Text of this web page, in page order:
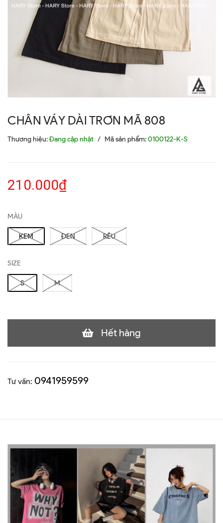
CHÂN VÁY DÀI TRƠN MÃ 808
Thương hiệu:Đang cập nhật / Mã sản phẩm:0100122-K-S
210.000₫
MÀU
KEM ĐEN RÊU
SIZE
S M
Hết hàng
Tư vấn: 0941959599